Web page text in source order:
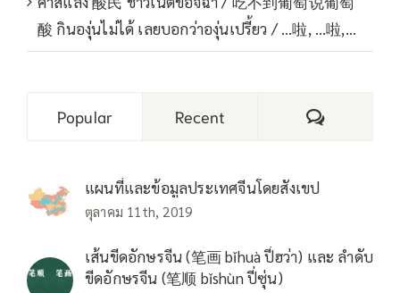
酸 กินองุ่นไม่ได้ เลยบอกว่าองุ่นเปรี้ยว / …啦, …啦,…
Popular Recent Comments
แผนที่และข้อมูลประเทศจีนโดยสังเขป
ตุลาคม 11th, 2019
เส้นขีดอักษรจีน (笔画 bǐhuà ปี่ฮว่า) และ ลำดับ
ขีดอักษรจีน (笔顺 bǐshùn ปี่ซุ่น)